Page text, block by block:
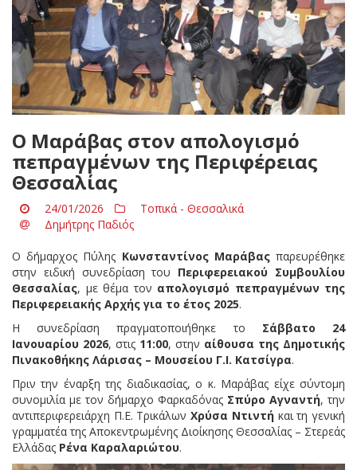
Ο Μαράβας στον απολογισμό
πεπραγμένων της Περιφέρειας
Θεσσαλίας
24/01/2026
Τοπικά - Θεσσαλικά
Δημήτρης Παδιός
Ο δήμαρχος Πύλης Κωνσταντίνος Μαράβαςπαρευρέθηκε
στην ειδική συνεδρίαση του Περιφερειακού Συμβουλίου
Θεσσαλίας, με θέμα τον απολογισμό πεπραγμένων της
Περιφερειακής Αρχής για το έτος 2025.
Η συνεδρίαση πραγματοποιήθηκε το Σάββατο 24
Ιανουαρίου 2026, στις 11:00, στην αίθουσα της Δημοτικής
Πινακοθήκης Λάρισας – Μουσείου Γ.Ι. Κατσίγρα.
Πριν την έναρξη της διαδικασίας, ο κ. Μαράβας είχε σύντομη
συνομιλία με τον δήμαρχο Φαρκαδόνας Σπύρο Αγναντή, την
αντιπεριφερειάρχη Π.Ε. ΤρικάλωνΧρύσα Ντιντήκαι τη γενική
γραμματέα της Αποκεντρωμένης Διοίκησης Θεσσαλίας – Στερεάς
Ελλάδας Ρένα Καραλαριώτου.